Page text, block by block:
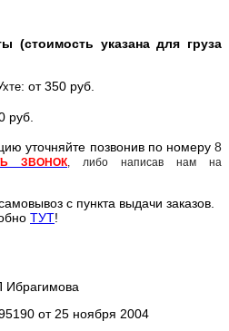
(стоимость указана для груза
: от 350 руб.
руб.
уточняйте позвонив по номеру 8
ЗВОНОК, либо написав нам на
с пункта выдачи заказов.
ТУТ!
от 25 ноября 2004